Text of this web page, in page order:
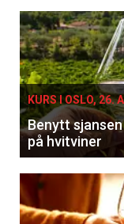
KURS I OSLO, 26.
Benytt
på hvitviner